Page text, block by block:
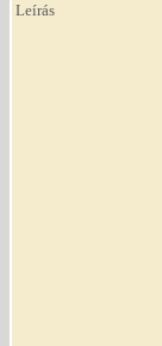
Leírás